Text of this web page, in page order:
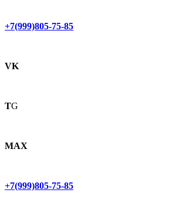
+7(999)805-75-85
VK
TG
MAX
+7(999)805-75-85